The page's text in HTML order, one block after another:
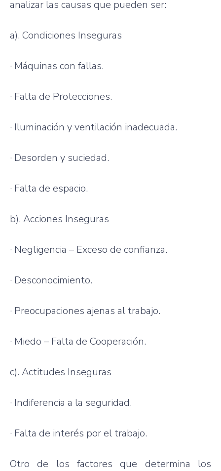
analizar las causas que pueden ser:
a). Condiciones Inseguras
· Máquinas confallas.
· Falta de Protecciones.
· Iluminación yventilación inadecuada.
· Desorden y suciedad.
· Falta de espacio.
b). Acciones Inseguras
· Negligencia – Exceso de confianza.
· Desconocimiento.
· Preocupaciones ajenas al trabajo.
· Miedo – Falta de Cooperación.
c). Actitudes Inseguras
· Indiferencia a la seguridad.
· Falta de interés porel trabajo.
Otro de losfactores que determina los